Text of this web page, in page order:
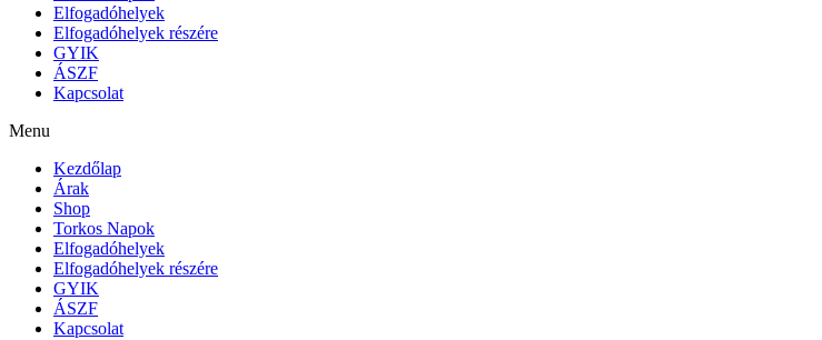
Elfogadóhelyek
Elfogadóhelyek részére
GYIK
ÁSZF
Kapcsolat
Menu
Kezdőlap
Árak
Shop
Torkos Napok
Elfogadóhelyek
Elfogadóhelyek részére
GYIK
ÁSZF
Kapcsolat